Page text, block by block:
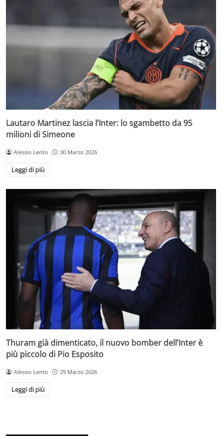
Lautaro Martinez lascia l’Inter: lo sgambetto da 95
milioni di Simeone
Alessio Lento 30 Marzo 2026
Leggi di più
Thuram già dimenticato, il nuovo bomber dell’Inter è
più piccolo di Pio Esposito
Alessio Lento 29 Marzo 2026
Leggi di più